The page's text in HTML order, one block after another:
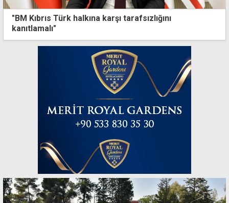
"BM Kıbrıs Türk halkına karşı tarafsızlığını
kanıtlamalı"